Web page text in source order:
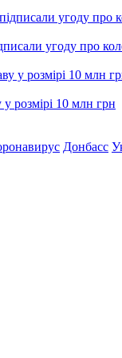
угоду про
розмірі 10 млн грн
Донбасс